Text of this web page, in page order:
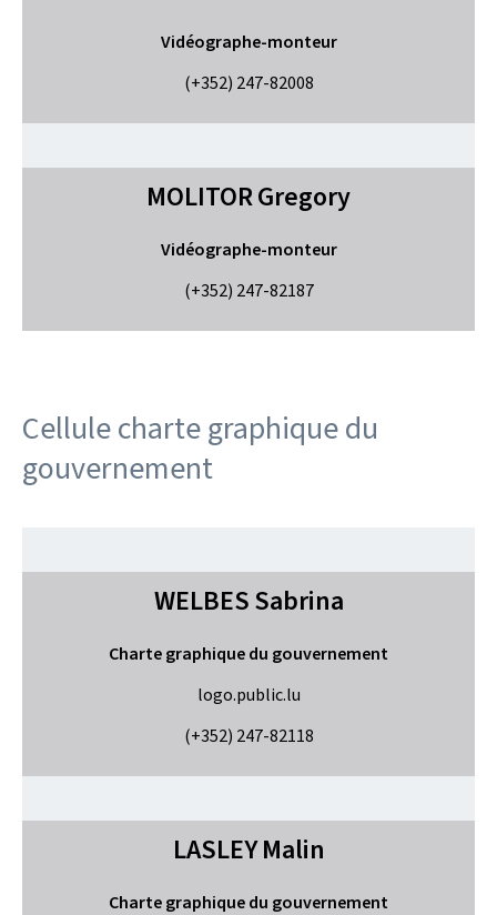
Vidéographe-monteur
(+352) 247-82008
MOLITORGregory
Vidéographe-monteur
(+352) 247-82187
Cellule charte graphique du
gouvernement
WELBESSabrina
Charte graphique du gouvernement
logo.public.lu
(+352) 247-82118
LASLEY Malin
Charte graphique du gouvernement